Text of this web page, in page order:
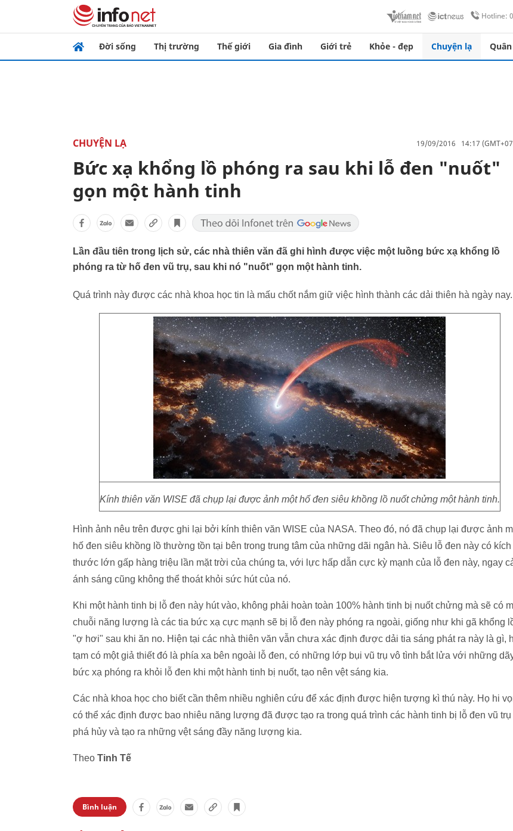
Hotline:
Đời sống Thị trường Thế giới Gia đình Giới trẻ Khỏe - đẹp Chuyện lạ
CHUYỆN LẠ 19/09/2016 14:17
Bức xạ khổng lồ phóng ra sau khi lỗ đen "nuốt"
gọn một hành tinh
Lần đầu tiên trong lịch sử, các nhà thiên văn đã ghi hình được việc một luồng bức xạ khổng lồ
phóng ra từ hố đen vũ trụ, sau khi nó "nuốt" gọn một hành tinh.
Quá trình này được các nhà khoa học tin là mấu chốt nắm giữ việc hình thành các dải thiên hà ngày nay.
Kính thiên văn WISE đã chụp lại được ảnh một hố đen siêu khồng lồ nuốt chửng một hành tinh.
Hình ảnh nêu trên được ghi lại bởi kính thiên văn WISE của NASA. Theo đó, nó đã chụp lại được ảnh
hố đen siêu khồng lồ thường tồn tại bên trong trung tâm của những dãi ngân hà. Siêu lỗ đen này có kích
thước lớn gấp hàng triệu lần mặt trời của chúng ta, với lực hấp dẫn cực kỳ mạnh của lỗ đen này, ngay
ánh sáng cũng không thể thoát khỏi sức hút của nó.
Khi một hành tinh bị lỗ đen này hút vào, không phải hoàn toàn 100% hành tinh bị nuốt chửng mà sẽ có
chuỗi năng lượng là các tia bức xạ cực mạnh sẽ bị lỗ đen này phóng ra ngoài, giống như khi gã khổng
"ợ hơi" sau khi ăn no. Hiện tại các nhà thiên văn vẫn chưa xác định được dải tia sáng phát ra này là gì,
tạm có một giả thiết đó là phía xa bên ngoài lỗ đen, có những lớp bụi vũ trụ vô tình bắt lửa với những
bức xạ phóng ra khỏi lỗ đen khi một hành tinh bị nuốt, tạo nên vệt sáng kia.
Các nhà khoa học cho biết cần thêm nhiều nghiên cứu để xác định được hiện tượng kì thú này. Họ hi
có thể xác định được bao nhiêu năng lượng đã được tạo ra trong quá trình các hành tinh bị lỗ đen vũ trụ
phá hủy và tạo ra những vệt sáng đầy năng lượng kia.
Theo Tinh Tế
Bình luận